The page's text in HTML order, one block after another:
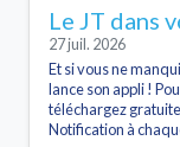
Le JT dans
27 juil. 2026
Et si vous ne
lance son appli !
téléchargez
Notification à